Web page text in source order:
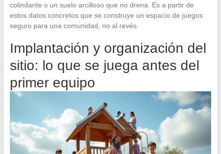
colindante o un suelo arcilloso que no drena. Es a partir de
estos datos concretos que se construye un espacio de juegos
seguro para una comunidad, no al revés.
Implantación y organización del
sitio: lo que se juega antes del
primer equipo